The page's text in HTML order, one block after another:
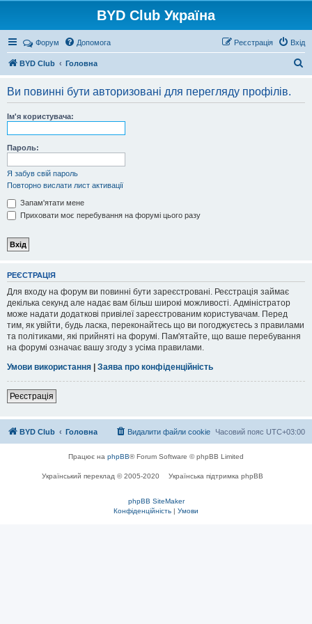
BYD Club Україна
Форум Допомога Вхід
Реєстрація
BYD Club Головна
Ви повинні бути авторизовані для перегляду профілів.
Ім'я користувача:
Пароль:
Я забув свій пароль
Повторно вислати лист активації
Запам'ятати мене
Приховати моє перебування на форумі цього разу
РЕЄСТРАЦ Я
Для входу на форум ви повинні бути зареєстровані. Реєстрація займає
декілька секунд але надає вам більш широкі можливості. Адміністратор
може надати додаткові привілеї зареєстрованим користувачам. Перед
тим, як увійти, будь ласка, переконайтесь що ви погоджуєтесь з правилами
та політиками, які прийняті на форумі. Пам'ятайте, що ваше перебування
на форумі означає вашу згоду з усіма правилами.
Умови використання | Заява про конфіденційність
Реєстрація
BYD Club Головна Часовий пояс UTC+03:00
Видалити файли cookie
Працює на phpBB® Forum Software © phpBB Limited
Український переклад © 2005-2020 Українська підтримка phpBB
phpBB SiteMaker
Конфіденційність | Умови